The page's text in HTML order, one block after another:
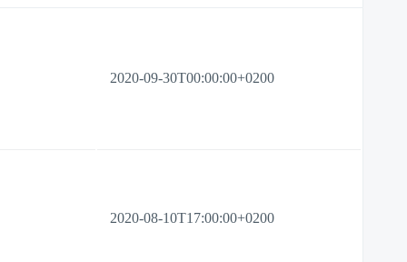
2020-09-30T00:00:00+0200
2020-08-10T17:00:00+0200